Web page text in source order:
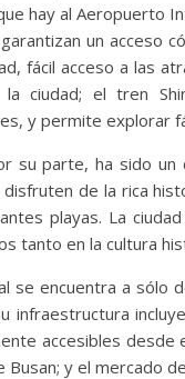
hay al Aeropuerto
un acceso
fácil acceso a las
ciudad; el tren
y permite explorar
su parte, ha sido un
de la rica
playas. La
​​tanto en la cultura
se encuentra a sólo
infraestructura
accesibles desde
Busan; y el mercado